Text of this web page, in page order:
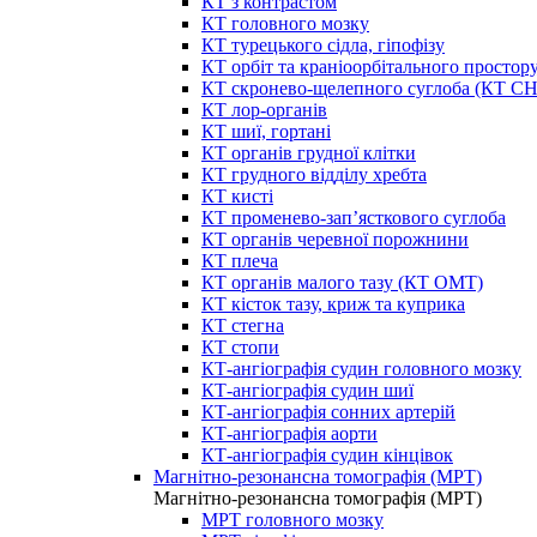
КТ головного мозку
КТ турецького сідла, гіпофізу
КТ орбіт та краніоорбітального
КТ скронево-щелепного суглоба (КТ
КТ лор-органів
КТ шиї, гортані
КТ органів грудної клітки
КТ грудного відділу хребта
КТ кисті
КТ променево-зап’ясткового суглоба
КТ органів черевної порожнини
КТ плеча
КТ органів малого тазу (КТ ОМТ)
КТ кісток тазу, криж та куприка
КТ стегна
КТ стопи
КТ-ангіографія судин головного мозку
КТ-ангіографія судин шиї
КТ-ангіографія сонних артерій
КТ-ангіографія аорти
КТ-ангіографія судин кінцівок
Магнітно-резонансна томографія (МРТ)
Магнітно-резонансна томографія (МРТ)
МРТ головного мозку